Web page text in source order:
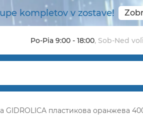
kompletov v zostave!
Po-Pia 9:00 - 18:00, Sob-Ned
GIDROLICA пластикова оранжева